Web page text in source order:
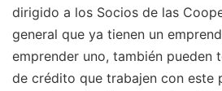
dirigido a los Socios de las
general que ya tienen un
emprender uno, también pueden
de crédito que trabajen con este